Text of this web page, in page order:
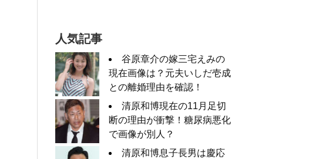
人気記事
谷原章介の嫁三宅えみの
現在画像は？元夫いしだ壱成
との離婚理由を確認！
清原和博現在の11月足切
断の理由が衝撃！糖尿病悪化
で画像が別人？
清原和博息子長男は慶応